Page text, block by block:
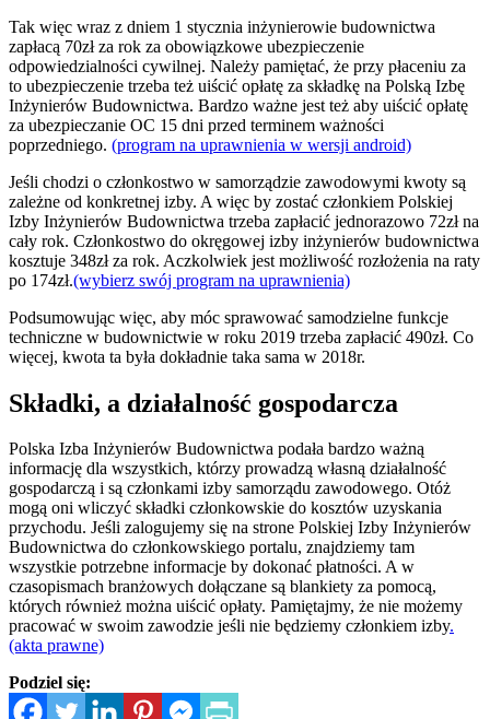
Tak więc wraz z dniem 1 stycznia inżynierowie budownictwa
zapłacą 70zł za rok za obowiązkowe ubezpieczenie
odpowiedzialności cywilnej. Należy pamiętać, że przy płaceniu za
to ubezpieczenie trzeba też uiścić opłatę za składkę na Polską Izbę
Inżynierów Budownictwa. Bardzo ważne jest też aby uiścić opłatę
za ubezpieczanie OC 15 dni przed terminem ważności
poprzedniego. (program na uprawnienia w wersji android)
Jeśli chodzi o członkostwo w samorządzie zawodowymi kwoty są
zależne od konkretnej izby. A więc by zostać członkiem Polskiej
Izby Inżynierów Budownictwa trzeba zapłacić jednorazowo 72zł na
cały rok. Członkostwo do okręgowej izby inżynierów budownictwa
kosztuje 348zł za rok. Aczkolwiek jest możliwość rozłożenia na raty
po 174zł.(wybierz swój program na uprawnienia)
Podsumowując więc, aby móc sprawować samodzielne funkcje
techniczne w budownictwie w roku 2019 trzeba zapłacić 490zł. Co
więcej, kwota ta była dokładnie taka sama w 2018r.
Składki, a działalność gospodarcza
Polska Izba Inżynierów Budownictwa podała bardzo ważną
informację dla wszystkich, którzy prowadzą własną działalność
gospodarczą i są członkami izby samorządu zawodowego. Otóż
mogą oni wliczyć składki członkowskie do kosztów uzyskania
przychodu. Jeśli zalogujemy się na strone Polskiej Izby Inżynierów
Budownictwa do członkowskiego portalu, znajdziemy tam
wszystkie potrzebne informacje by dokonać płatności. A w
czasopismach branżowych dołączane są blankiety za pomocą,
których również można uiścić opłaty. Pamiętajmy, że nie możemy
pracować w swoim zawodzie jeśli nie będziemy członkiem izby.
(akta prawne)
Podziel się: